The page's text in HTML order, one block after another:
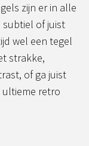
zijn er in alle
of juist
wel een tegel
strakke,
of ga juist
ultieme retro